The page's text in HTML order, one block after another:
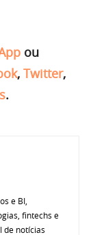
ou
, Twitter,
.
e BI,
fintechs e
de notícias